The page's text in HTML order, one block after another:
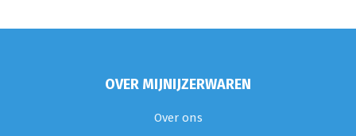
OVER MIJNIJZERWAREN
Over ons